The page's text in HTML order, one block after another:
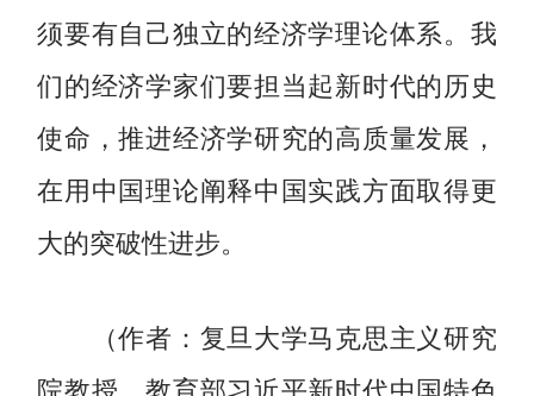
须要有自己独立的经济学理论体系。我
们的经济学家们要担当起新时代的历史
使命，推进经济学研究的高质量发展，
在用中国理论阐释中国实践方面取得更
大的突破性进步。
（作者：复旦大学马克思主义研究
院教授，教育部习近平新时代中国特色